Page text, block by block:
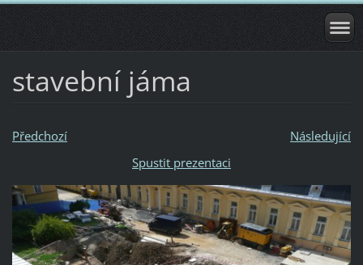
stavební jáma
Předchozí
Následující
Spustit prezentaci